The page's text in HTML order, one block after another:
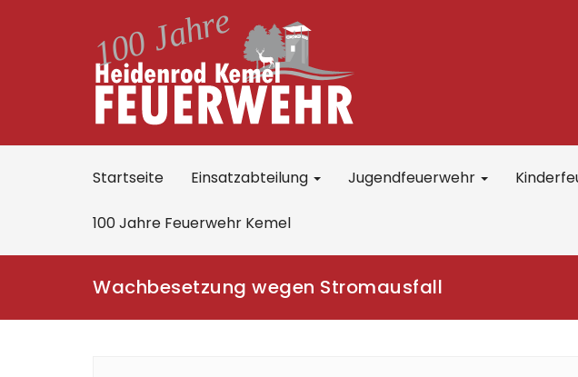
Startseite Einsatzabteilung Jugendfeuerwehr
100 Jahre Feuerwehr Kemel
Wachbesetzung wegen Stromausfall